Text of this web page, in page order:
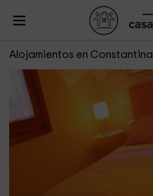
Alojamientos en Constantina